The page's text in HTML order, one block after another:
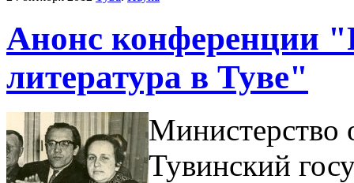
Анонс конференции
литература в Туве"
Министерство
Тувинский